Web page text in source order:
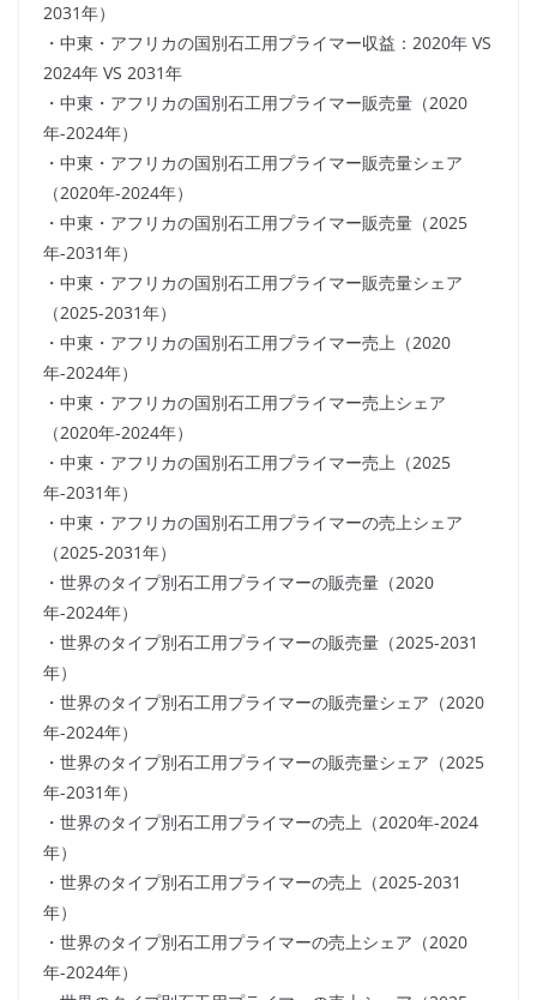
2031年）
・中東・アフリカの国別石工用プライマー収益：2020年 VS
2024年 VS 2031年
・中東・アフリカの国別石工用プライマー販売量（2020
年-2024年）
・中東・アフリカの国別石工用プライマー販売量シェア
（2020年-2024年）
・中東・アフリカの国別石工用プライマー販売量（2025
年-2031年）
・中東・アフリカの国別石工用プライマー販売量シェア
（2025-2031年）
・中東・アフリカの国別石工用プライマー売上（2020
年-2024年）
・中東・アフリカの国別石工用プライマー売上シェア
（2020年-2024年）
・中東・アフリカの国別石工用プライマー売上（2025
年-2031年）
・中東・アフリカの国別石工用プライマーの売上シェア
（2025-2031年）
・世界のタイプ別石工用プライマーの販売量（2020
年-2024年）
・世界のタイプ別石工用プライマーの販売量（2025-2031
年）
・世界のタイプ別石工用プライマーの販売量シェア（2020
年-2024年）
・世界のタイプ別石工用プライマーの販売量シェア（2025
年-2031年）
・世界のタイプ別石工用プライマーの売上（2020年-2024
年）
・世界のタイプ別石工用プライマーの売上（2025-2031
年）
・世界のタイプ別石工用プライマーの売上シェア（2020
年-2024年）